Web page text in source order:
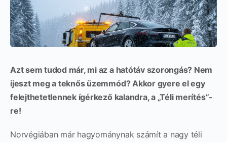
Azt sem tudod már, mi az a hatótáv szorongás? Nem
ijeszt meg a teknős üzemmód? Akkor gyere el egy
felejthetetlennek ígérkező kalandra, a „Téli merítés”-
re!
Norvégiában már hagyománynak számít a nagy téli